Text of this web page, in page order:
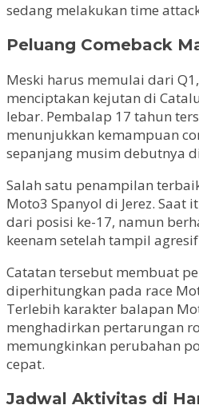
sedang melakukan time
Peluang Comeback
Meski harus memulai dari
menciptakan kejutan di
lebar. Pembalap 17 tahun
menunjukkan kemampuan
sepanjang musim debutnya
Salah satu penampilan
Moto3 Spanyol di Jerez. Saat
dari posisi ke-17, namun
keenam setelah tampil
Catatan tersebut membuat
diperhitungkan pada race
Terlebih karakter balapan
menghadirkan pertarungan
memungkinkan perubahan
cepat.
Jadwal Aktivitas di